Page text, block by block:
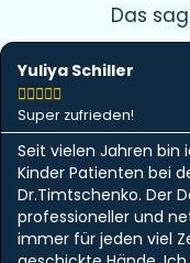
Das
Yuliya Schiller

Super zufrieden!
Seit vielen Jahren bin
Kinder Patienten bei
Dr.Timtschenko. Der
professioneller und
immer für jeden viel